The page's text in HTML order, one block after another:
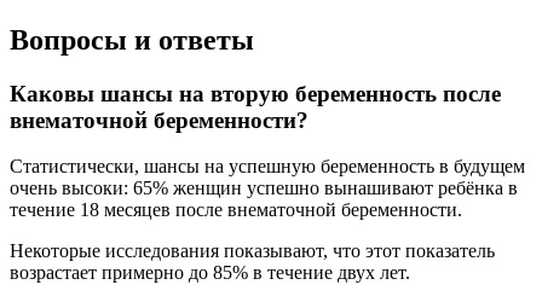
Вопросы и ответы
Каковы шансы на вторую беременность после
внематочной беременности?
Статистически, шансы на успешную беременность в будущем
очень высоки: 65% женщин успешно вынашивают ребёнка в
течение 18 месяцев после внематочной беременности.
Некоторые исследования показывают, что этот показатель
возрастает примерно до 85% в течение двух лет.